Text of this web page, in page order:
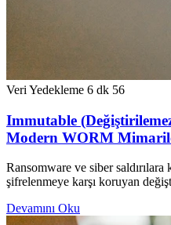
Veri Yedekleme 6 dk 56
Immutable
Modern WORM
Ransomware ve siber
şifrelenmeye karşı koruyan
Devamını Oku